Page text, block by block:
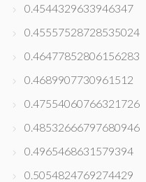
0.4544329633946347
0.45557528728535024
0.46477852806156283
0.4689907730961512
0.47554060766321726
0.48532666797680946
0.4965468631579394
0.5054824769274429